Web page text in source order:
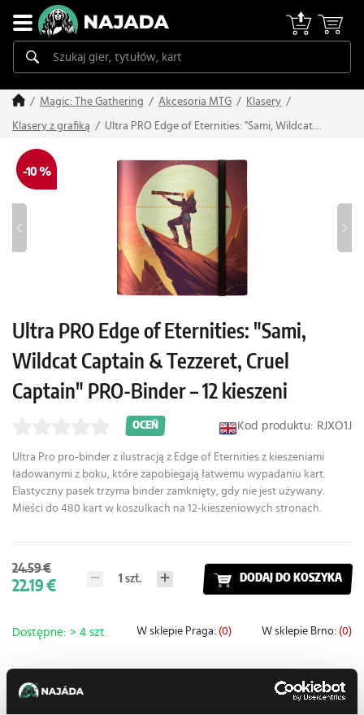
Magic: The Gathering Akcesoria MTG Klasery
Klasery z grafiką
Ultra PRO Edge of Eternities: "Sami, Wildcat
12 kieszeni
-10 %
Ultra PRO Edge of Eternities: "Sami,
Wildcat Captain & Tezzeret, Cruel
Captain" PRO-Binder – 12 kieszeni
OCEŃ Kod produktu: RJXO1J
Ultra Pro pro-binder z ilustracją z Edge of Eternities z kieszeniami
ładowanymi z boku, które zapobiegają łatwemu wypadaniu kart.
Elastyczny pasek trzyma binder zamknięty, gdy nie jest używany.
Mieści do 480 kart w koszulkach na 12-kieszeniowych stronach.
24.59 €
22.19 € 1szt. DODAJ DO KOSZYKA
Dostępne: > 4 szt. W sklepie Praga: (0) W sklepie Brno: (0)
Dodaj do listy zakupów